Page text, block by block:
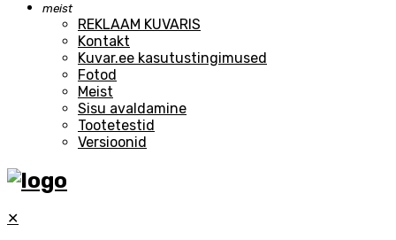
meist
REKLAAM KUVARIS
Kontakt
Kuvar.ee kasutustingimused
Fotod
Meist
Sisu avaldamine
Tootetestid
Versioonid
✕